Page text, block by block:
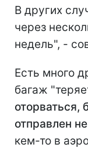
В других
через
недель", -
Есть много
багаж
оторваться,
отправлен
кем-то в